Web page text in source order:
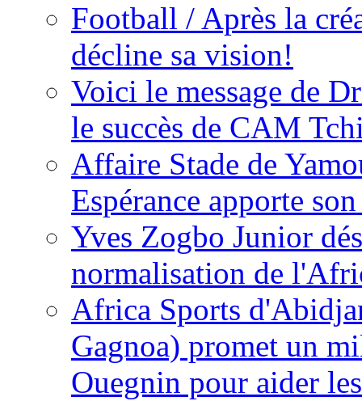
Football / Après la
décline sa vision!
Voici le message de
le succès de CAM
Affaire Stade de
Espérance apporte
Yves Zogbo Junior
normalisation de
Africa Sports
Gagnoa) promet un
Ouegnin pour aider